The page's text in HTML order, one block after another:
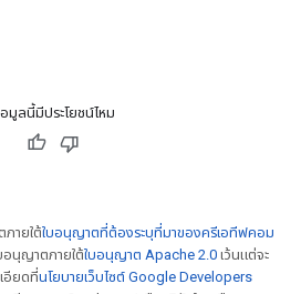
มูลนี้มีประโยชน์ไหม
ภายใต้ใบอนุญาตที่ต้องระบุที่มาของครีเอทีฟคอม
อนุญาตภายใต้ใบอนุญาต Apache 2.0 เว้นแต่จะ
อียดที่นโยบายเว็บไซต์ Google Developers